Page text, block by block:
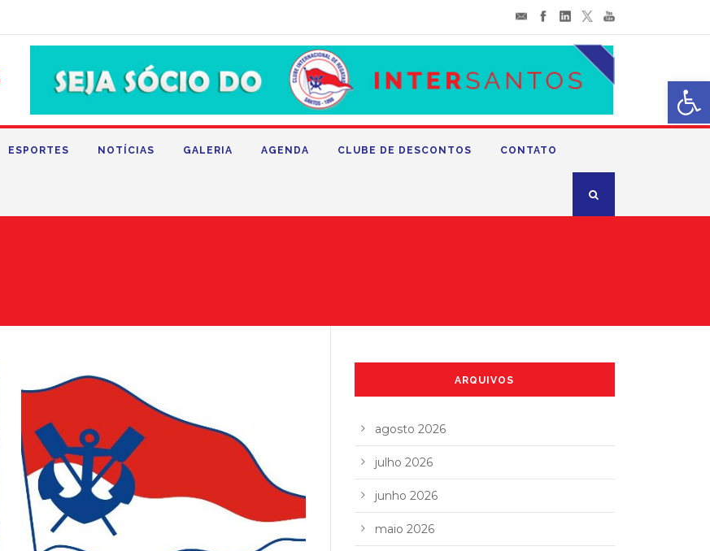
ESPORTES NOTÍCIAS GALERIA AGENDA CLUBE DE DESCONTOS CONTATO
ARQUIVOS
agosto 2026
julho 2026
junho 2026
maio 2026
Abrir